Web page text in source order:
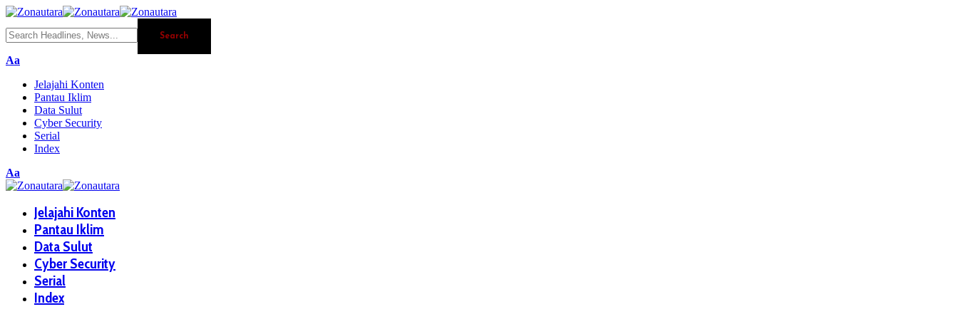
Aa
Jelajahi Konten
Pantau Iklim
Data Sulut
Cyber Security
Serial
Index
Aa
Jelajahi Konten
Pantau Iklim
Data Sulut
Cyber Security
Serial
Index